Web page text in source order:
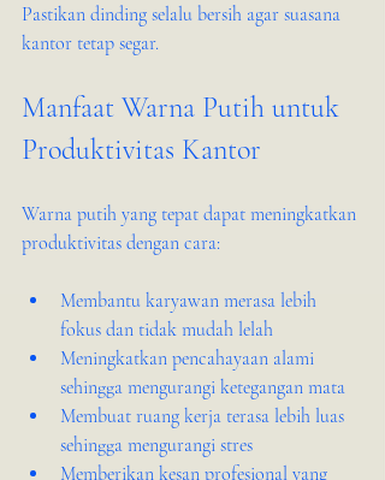
Pastikan dinding selalu bersih agar suasana
kantor tetap segar.
Manfaat Warna Putih untuk
Produktivitas Kantor
Warna putih yang tepat dapat meningkatkan
produktivitas dengan cara:
Membantu karyawan merasa lebih
fokus dan tidak mudah lelah
Meningkatkan pencahayaan alami
sehingga mengurangi ketegangan mata
Membuat ruang kerja terasa lebih luas
sehingga mengurangi stres
Memberikan kesan profesional yang